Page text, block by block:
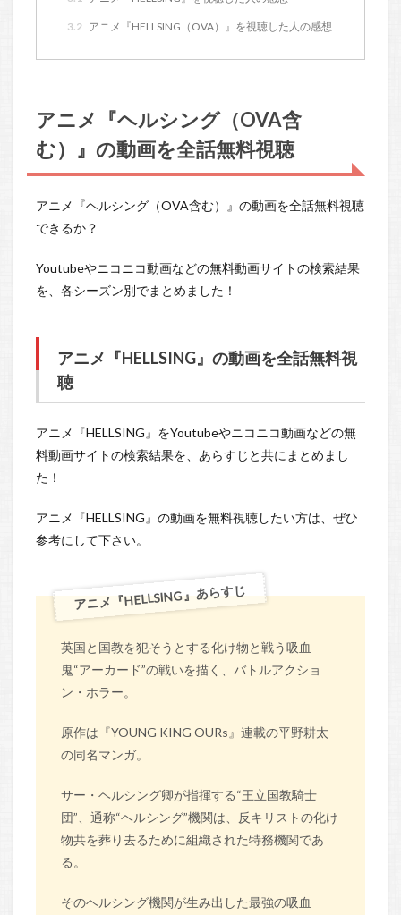
3.2 アニメ『HELLSING（OVA）』を視聴した人の感想
アニメ『ヘルシング（OVA含
む）』の動画を全話無料視聴
アニメ『ヘルシング（OVA含む）』の動画を全話無料視聴
できるか？
Youtubeやニコニコ動画などの無料動画サイトの検索結果
を、各シーズン別でまとめました！
アニメ『HELLSING』の動画を全話無料視
聴
アニメ『HELLSING』をYoutubeやニコニコ動画などの無
料動画サイトの検索結果を、あらすじと共にまとめまし
た！
アニメ『HELLSING』の動画を無料視聴したい方は、ぜひ
参考にして下さい。
アニメ『HELLSING』あらすじ
英国と国教を犯そうとする化け物と戦う吸血
鬼“アーカード”の戦いを描く、バトルアクショ
ン・ホラー。
原作は『YOUNG KING OURs』連載の平野耕太
の同名マンガ。
サー・ヘルシング卿が指揮する“王立国教騎士
団”、通称“ヘルシング”機関は、反キリストの化け
物共を葬り去るために組織された特務機関であ
る。
そのヘルシング機関が生み出した最強の吸血